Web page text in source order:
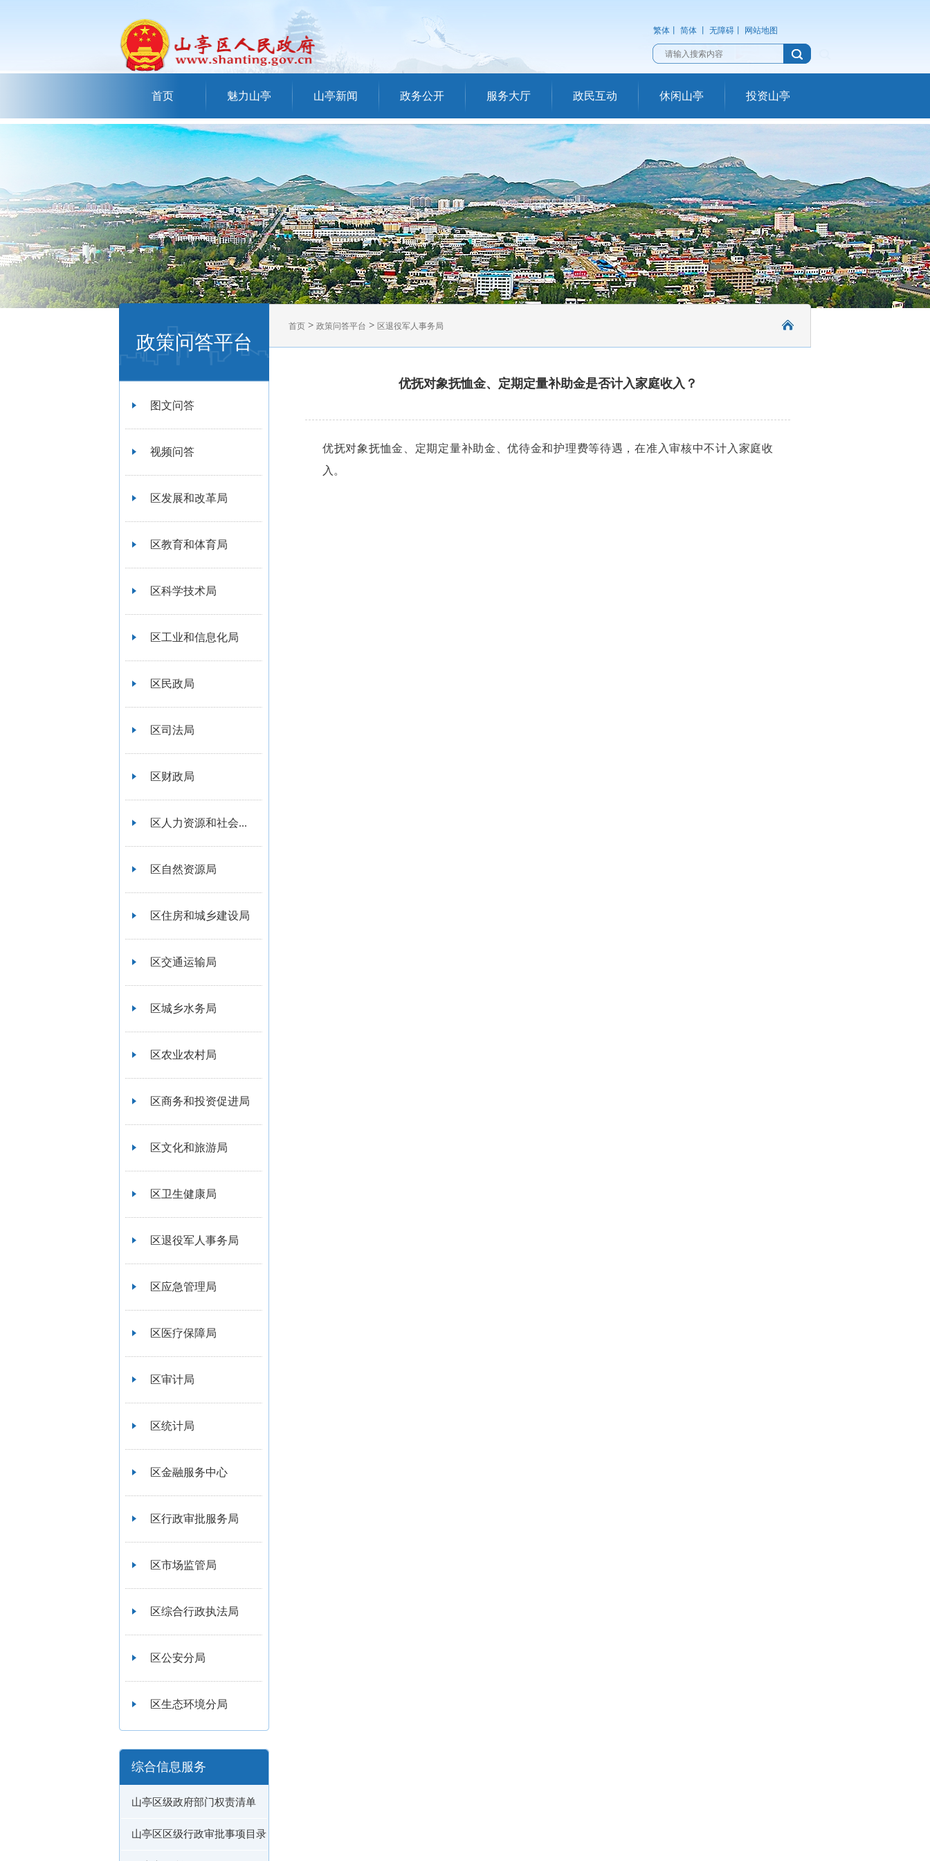
繁体 简体 无障碍 网站地图
首页 魅力山亭 山亭新闻 政务公开 服务大厅 政民互动 休闲山亭 投资山亭
政策问答平台
图文问答
视频问答
区发展和改革局
区教育和体育局
区科学技术局
区工业和信息化局
区民政局
区司法局
区财政局
区人力资源和社会...
区自然资源局
区住房和城乡建设局
区交通运输局
区城乡水务局
区农业农村局
区商务和投资促进局
区文化和旅游局
区卫生健康局
区退役军人事务局
区应急管理局
区医疗保障局
区审计局
区统计局
区金融服务中心
区行政审批服务局
区市场监管局
区综合行政执法局
区公安分局
区生态环境分局
综合信息服务
山亭区级政府部门权责清单
山亭区区级行政审批事项目录
首页 > 政策问答平台 > 区退役军人事务局
优抚对象抚恤金、定期定量补助金是否计入家庭收入？
优抚对象抚恤金、定期定量补助金、优待金和护理费等待遇，在准入审核中不计入家庭收
入。